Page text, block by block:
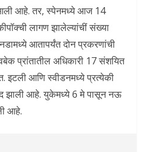
आहे. तर, स्पेनमध्ये आज 14
लागण झालेल्यांचीं संख्या
आतापर्यंत दोन प्रकरणांची
प्रांतातील अधिकारी 17 संशयित
इटली आणि स्वीडनमध्ये प्रत्येकी
झाली आहे. युकेमध्ये 6 मे पासून नऊ
आहे.